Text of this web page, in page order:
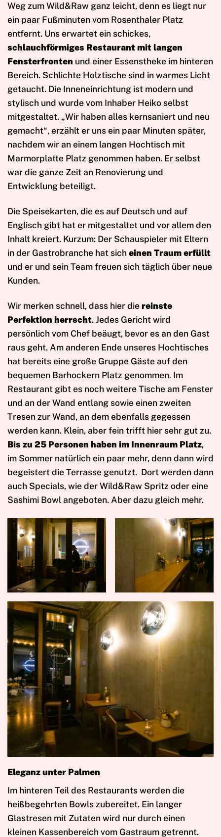
Weg zum Wild&Raw ganz leicht, denn es liegt nur
ein paar Fußminuten vom Rosenthaler Platz
entfernt. Uns erwartet ein schickes,
schlauchförmiges Restaurant mit langen
Fensterfronten und einer Essenstheke im hinteren
Bereich. Schlichte Holztische sind in warmes Licht
getaucht. Die Inneneinrichtung ist modern und
stylisch und wurde vom Inhaber Heiko selbst
mitgestaltet. „Wir haben alles kernsaniert und neu
gemacht“, erzählt er uns ein paar Minuten später,
nachdem wir an einem langen Hochtisch mit
Marmorplatte Platz genommen haben. Er selbst
war die ganze Zeit an Renovierung und
Entwicklung beteiligt.
Die Speisekarten, die es auf Deutsch und auf
Englisch gibt hat er mitgestaltet und vor allem den
Inhalt kreiert. Kurzum: Der Schauspieler mit Eltern
in der Gastrobranche hat sich einen Traum erfüllt
und er und sein Team freuen sich täglich über neue
Kunden.
Wir merken schnell, dass hier diereinste
Perfektion herrscht. Jedes Gericht wird
persönlich vom Chef beäugt, bevor es an den Gast
raus geht. Am anderen Ende unseres Hochtisches
hat bereits eine große Gruppe Gäste auf den
bequemen Barhockern Platz genommen. Im
Restaurant gibt es noch weitere Tische am Fenster
und an der Wand entlang sowie einen zweiten
Tresen zur Wand, an dem ebenfalls gegessen
werden kann. Klein, aber fein trifft hier sehr gut zu.
Bis zu 25 Personen haben im Innenraum Platz,
im Sommer natürlich ein paar mehr, denn dann wird
begeistert die Terrasse genutzt. Dort werden dann
auch Specials, wie der Wild&Raw Spritz oder eine
Sashimi Bowl angeboten. Aber dazu gleich mehr.
Eleganz unter Palmen
Im hinteren Teil des Restaurants werden die
heißbegehrten Bowls zubereitet. Ein langer
Glastresen mit Zutaten wird nur durch einen
kleinen Kassenbereich vom Gastraum getrennt.